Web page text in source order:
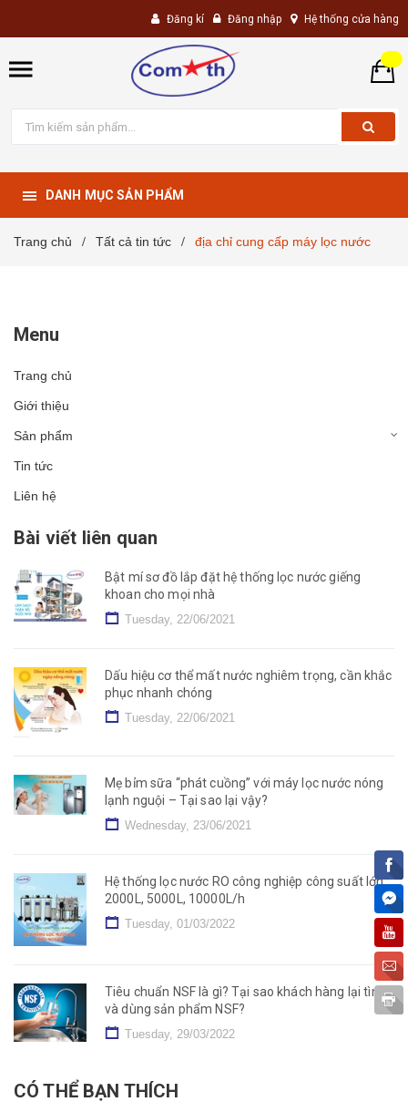
Đăng kí Đăng nhập Hệ thống cửa hàng
DANH MỤC SẢN PHẨM
Trang chủ / Tất cả tin tức / địa chỉ cung cấp máy lọc nước
Menu
Trang chủ
Giới thiệu
Sản phẩm
Tin tức
Liên hệ
Bài viết liên quan
Bật mí sơ đồ lắp đặt hệ thống lọc nước giếng
khoan cho mọi nhà
Tuesday, 22/06/2021
Dấu hiệu cơ thể mất nước nghiêm trọng, cần khắc
phục nhanh chóng
Tuesday, 22/06/2021
Mẹ bỉm sữa “phát cuồng” với máy lọc nước nóng
lạnh nguội – Tại sao lại vậy?
Wednesday, 23/06/2021
Hệ thống lọc nước RO công nghiệp công suất lớn
2000L, 5000L, 10000L/h
Tuesday, 01/03/2022
Tiêu chuẩn NSF là gì? Tại sao khách hàng lại tìm
và dùng sản phẩm NSF?
Tuesday, 29/03/2022
CÓ THỂ BẠN THÍCH